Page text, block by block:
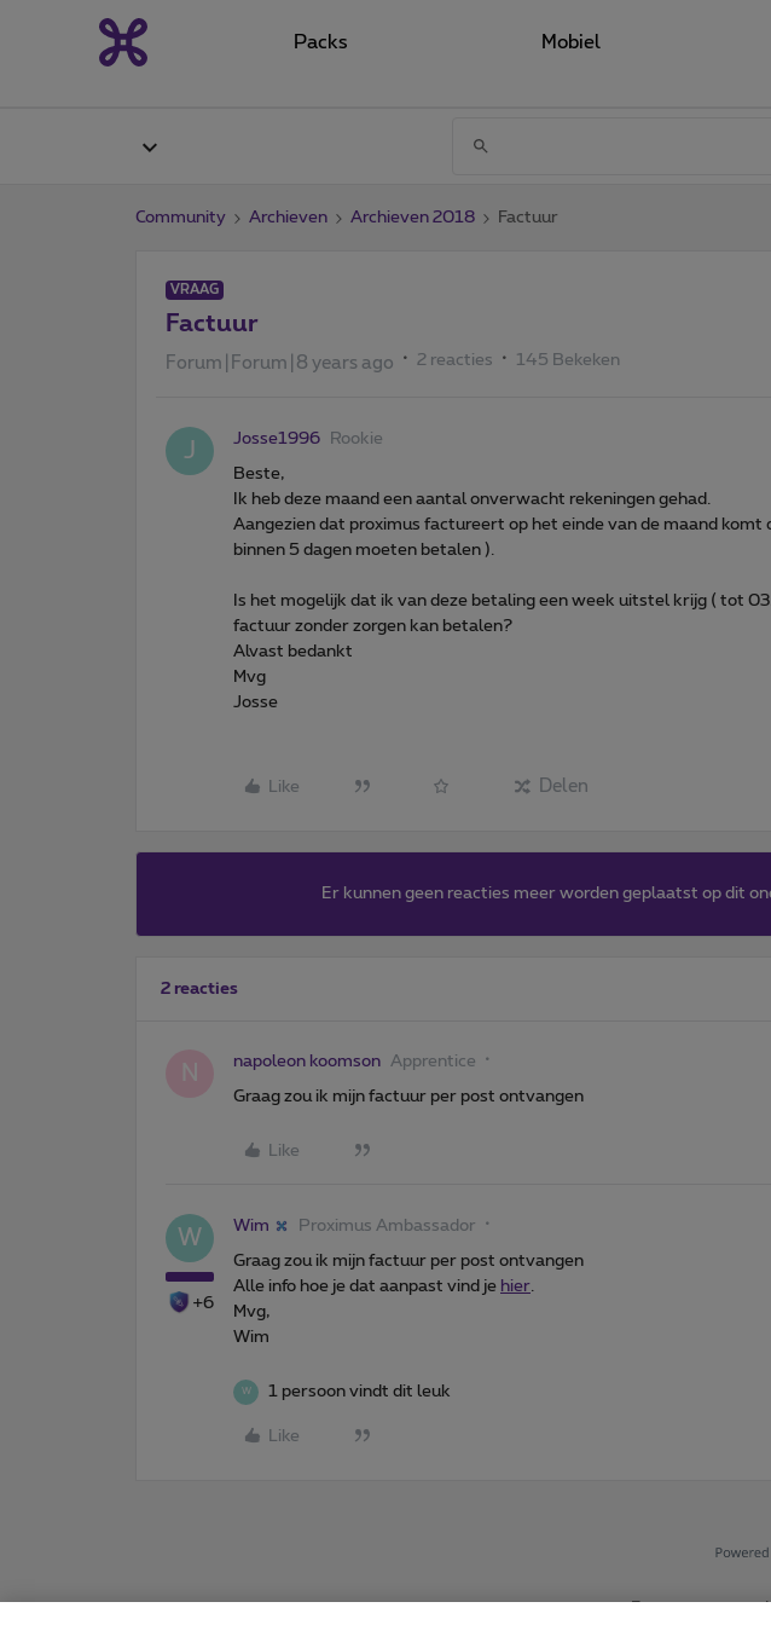
Packs Mobiel
Community Archieven Archieven 2018 Factuur
VRAAG
Factuur
Forum|Forum|8 years ago 2 reacties 145 Bekeken
J Josse1996 Rookie
Beste,
Ik heb deze maand een aantal onverwacht rekeningen gehad.
Aangezien dat proximus factureert op het einde van de maand komt
binnen 5 dagen moeten betalen ).
Is het mogelijk dat ik van deze betaling een week uitstel krijg ( tot
factuur zonder zorgen kan betalen?
Alvast bedankt
Mvg
Josse
Like Delen
Er kunnen geen reacties meer worden geplaatst op dit
2 reacties
N napoleon koomson Apprentice
Graag zou ik mijn factuur per post ontvangen
Like
W
+6
Wim Proximus Ambassador
Graag zou ik mijn factuur per post ontvangen
Alle info hoe je dat aanpast vind je hier
Mvg,
Wim
W 1 persoon vindt dit leuk
Like